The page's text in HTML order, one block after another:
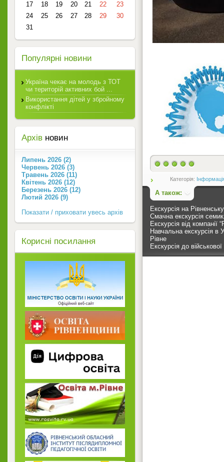
Категорія:
А також:
Екскурсія на
Смачна екскурсія
Екскурсія від компанії
Навчальна екскурсія в
Рівне
Екскурсія до
17
18 19 20 21 22
23
24
25 26 27 28 29
30
31
Популярні новини
Україна чекає на молодь з ТОТ
чи територій активних бой ...
Використання дітей у збройному
конфлікті
Архів новин
Липень 2026 (2)
Червень 2026 (3)
Травень 2026 (11)
Квітень 2026 (12)
Березень 2026 (12)
Лютий 2026 (9)
Показати / приховати увесь архів
Корисні посилання